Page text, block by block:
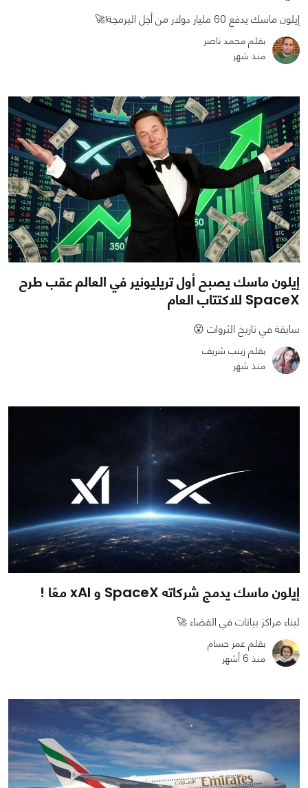
808
0
0
إيلون ماسك يدفع 60 مليار دولار من أجل البرمجة!🚀
بقلم محمد ناصر
منذ شهر
1
إيلون ماسك يصبح أول تريليونير في العالم عقب طرح
SpaceX للاكتتاب العام
سابقة في تاريخ الثروات 😮
بقلم زينب شريف
منذ شهر
0
إيلون ماسك يدمج شركاته SpaceX و xAI معًا !
لبناء مراكز بيانات في الفضاء 🚀
بقلم عمر حسام
منذ 6 أشهر